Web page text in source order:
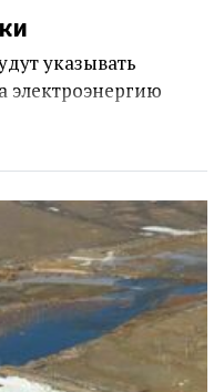
указывать
электроэнергию